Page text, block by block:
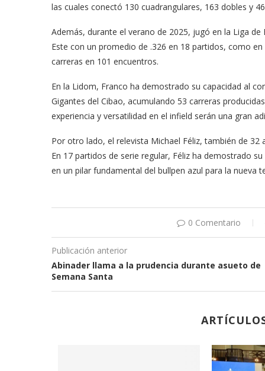
las cuales conectó 130 cuadrangulares, 163 dobles y
Además, durante el verano de 2025, jugó en la Liga
Este con un promedio de .326 en 18 partidos, como
carreras en 101 encuentros.
En la Lidom, Franco ha demostrado su capacidad al
Gigantes del Cibao, acumulando 53 carreras
experiencia y versatilidad en el infield serán una gran
Por otro lado, el relevista Michael Féliz, también de
En 17 partidos de serie regular, Féliz ha demostrado
en un pilar fundamental del bullpen azul para la nueva
0 Comentario
Publicación anterior
Abinader llama a la prudencia durante asueto de
Semana Santa